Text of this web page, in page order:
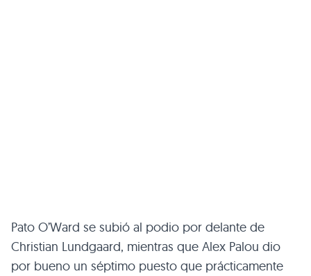
Pato O’Ward se subió al podio por delante de
Christian Lundgaard, mientras que Alex Palou dio
por bueno un séptimo puesto que prácticamente